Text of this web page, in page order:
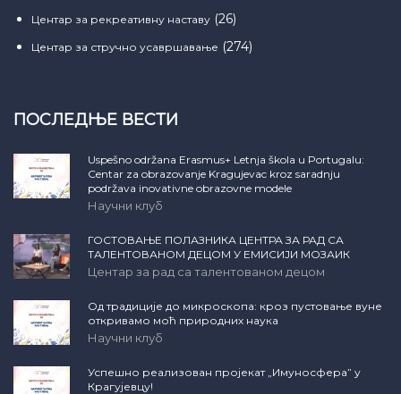
Центар за рекреативну наставу (26)
Центар за стручно усавршавање (274)
ПОСЛЕДЊЕ ВЕСТИ
Uspešno održana Erasmus+ Letnja škola u Portugalu:
Centar za obrazovanje Kragujevac kroz saradnju
podržava inovativne obrazovne modele
Научни клуб
ГОСТОВАЊЕ ПОЛАЗНИКА ЦЕНТРА ЗА РАД СА
ТАЛЕНТОВАНОМ ДЕЦОМ У ЕМИСИЈИ МОЗАИК
Центар за рад са талентованом децом
Од традиције до микроскопа: кроз пустовање вуне
откривамо моћ природних наука
Научни клуб
Успешно реализован пројекат „Имуносфера” у
Крагујевцу!